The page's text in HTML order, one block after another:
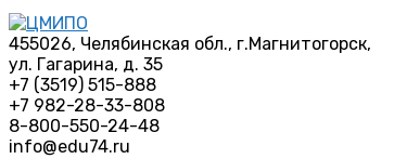
455026, Челябинская обл., г.Магнитогорск,
ул. Гагарина, д. 35
+7 (3519) 515-888
+7 982-28-33-808
8-800-550-24-48
info@edu74.ru